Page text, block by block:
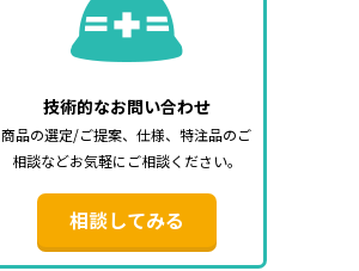
技術的なお問い合わせ
商品の選定/ご提案、仕様、特注品のご
相談などお気軽にご相談ください。
相談してみる